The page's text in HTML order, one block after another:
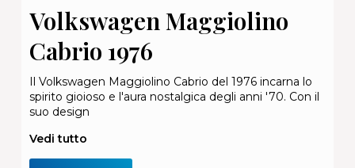
Volkswagen Maggiolino
Cabrio 1976
Il Volkswagen Maggiolino Cabrio del 1976 incarna lo
spirito gioioso e l'aura nostalgica degli anni '70. Con il
suo design
Vedi tutto